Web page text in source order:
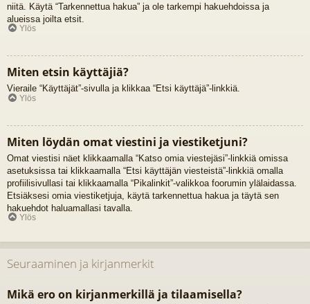
niitä. Käytä “Tarkennettua hakua” ja ole tarkempi hakuehdoissa ja
alueissa joilta etsit.
Ylös
Miten etsin käyttäjiä?
Vieraile “Käyttäjät”-sivulla ja klikkaa “Etsi käyttäjä”-linkkiä.
Ylös
Miten löydän omat viestini ja viestiketjuni?
Omat viestisi näet klikkaamalla “Katso omia viestejäsi”-linkkiä omissa
asetuksissa tai klikkaamalla “Etsi käyttäjän viesteistä”-linkkiä omalla
profiilisivullasi tai klikkaamalla “Pikalinkit”-valikkoa foorumin ylälaidassa.
Etsiäksesi omia viestiketjuja, käytä tarkennettua hakua ja täytä sen
hakuehdot haluamallasi tavalla.
Ylös
Seuraaminen ja kirjanmerkit
Mikä ero on kirjanmerkillä ja tilaamisella?